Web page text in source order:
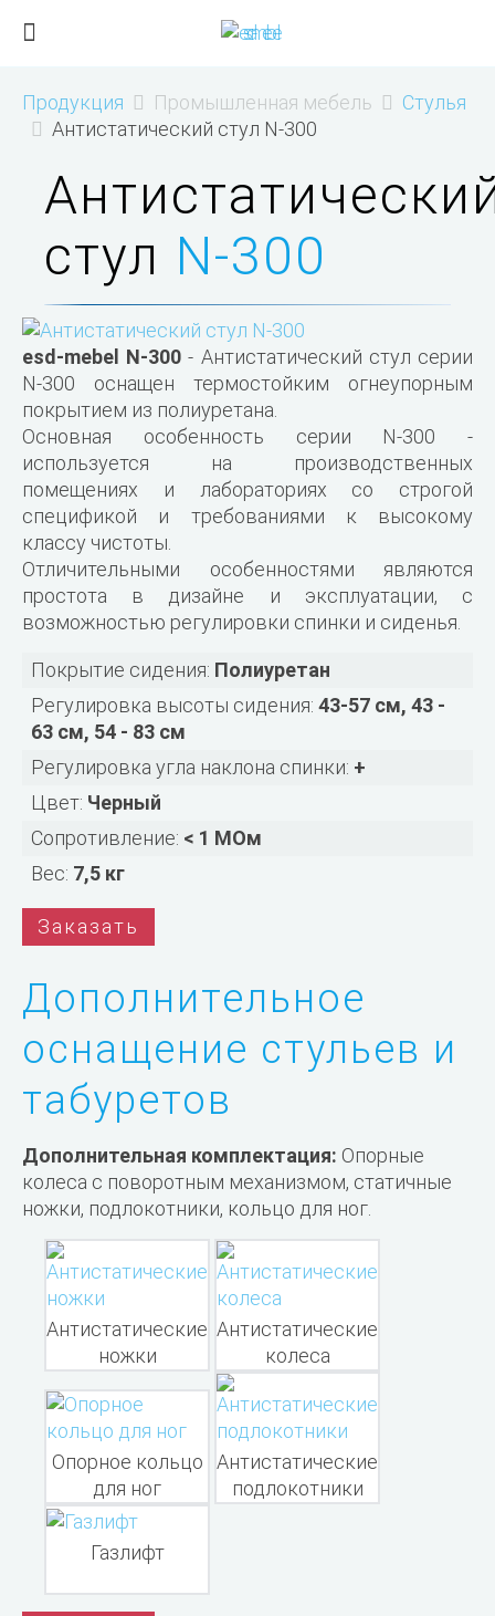
Продукция Промышленная мебель
Стулья
Антистатический стул N-300
стул N-300
esd-mebel N-300 - Антистатический стул серии
N-300 оснащен термостойким огнеупорным
покрытием из полиуретана.
Основная особенность серии N-300 -
используется на производственных
помещениях и лабораториях со строгой
спецификой и требованиями к высокому
классу чистоты.
Отличительными особенностями являются
простота в дизайне и эксплуатации, с
возможностью регулировки спинки и сиденья.
Покрытие сидения: Полиуретан
Регулировка высоты сидения: 43-57 см, 43 -
63 см, 54 - 83 см
Регулировка угла наклона спинки: +
Цвет: Черный
Сопротивление: < 1 МОм
Вес: 7,5 кг
Заказать
Дополнительное
оснащение стульев и
табуретов
Дополнительная комплектация: Опорные
колеса с поворотным механизмом, статичные
ножки, подлокотники, кольцо для ног.
Антистатические
ножки
Антистатические
колеса
Опорное кольцо
для ног
Антистатические
подлокотники
Газлифт